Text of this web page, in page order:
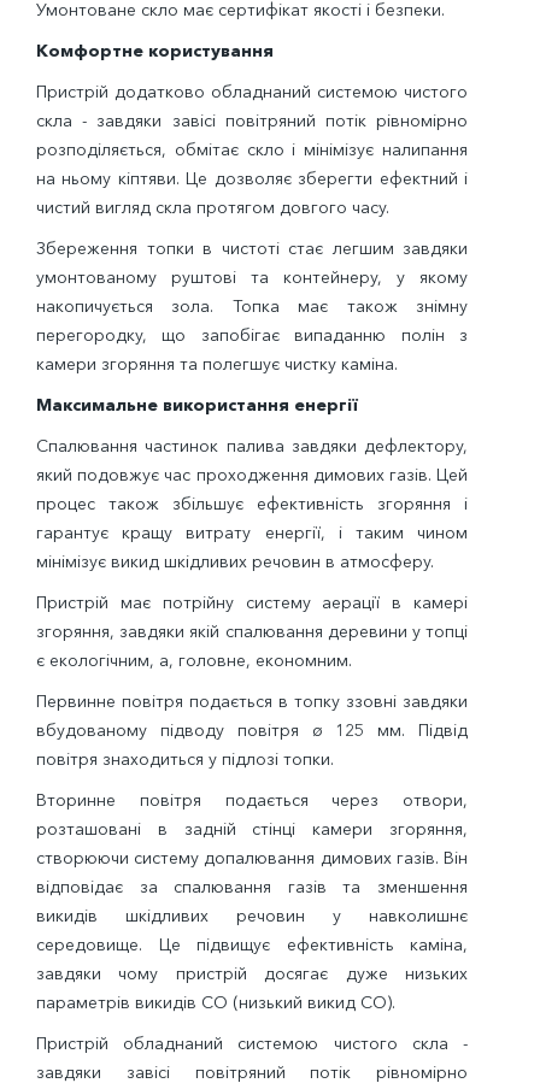
Умонтоване скло має сертифікат якості і безпеки.
Комфортне користування
Пристрій додатково обладнаний системою чистого
скла - завдяки завісі повітряний потік рівномірно
розподіляється, обмітає скло і мінімізує налипання
на ньому кіптяви. Це дозволяє зберегти ефектний і
чистий вигляд скла протягом довгого часу.
Збереження топки в чистоті стає легшим завдяки
умонтованому руштові та контейнеру, у якому
накопичується зола. Топка має також знімну
перегородку, що запобігає випаданню полін з
камери згоряння та полегшує чистку каміна.
Максимальне використання енергії
Спалювання частинок палива завдяки дефлектору,
який подовжує час проходження димових газів. Цей
процес також збільшує ефективність згоряння і
гарантує кращу витрату енергії, і таким чином
мінімізує викид шкідливих речовин в атмосферу.
Пристрій має потрійну систему аерації в камері
згоряння, завдяки якій спалювання деревини у топці
є екологічним, а, головне, економним.
Первинне повітря подається в топку ззовні завдяки
вбудованому підводу повітря ø 125 мм. Підвід
повітря знаходиться у підлозі топки.
Вторинне повітря подається через отвори,
розташовані в задній стінці камери згоряння,
створюючи систему допалювання димових газів. Він
відповідає за спалювання газів та зменшення
викидів шкідливих речовин у навколишнє
середовище. Це підвищує ефективність каміна,
завдяки чому пристрій досягає дуже низьких
параметрів викидів CO (низький викид CO).
Пристрій обладнаний системою чистого скла -
завдяки завісі повітряний потік рівномірно